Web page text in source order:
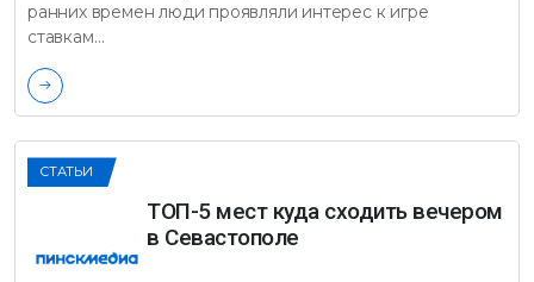
ранних времен люди проявляли интерес к игре
ставкам…
СТАТЬИ
ТОП-5 мест куда сходить вечером
в Севастополе